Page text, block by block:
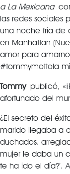
a La Mexicana
las redes sociales
una noche fría de
en Manhattan
amor para
#tommymottola
Tommypublicó,
afortunado del
¿El secreto del
marido llegaba a
duchados,
mujer le daba un
te ha ido el día?’.